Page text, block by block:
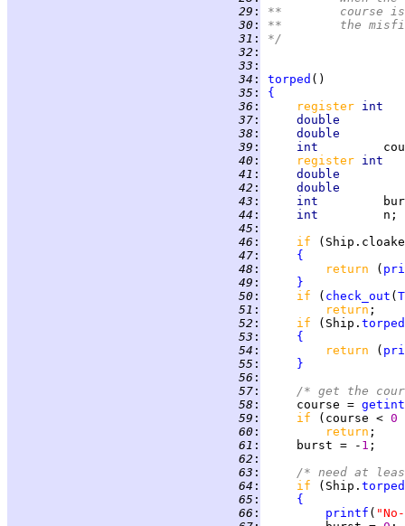
  29
:
**
  30
:
**	the
  31
:
*/
  32
:
  33
:
  34
: torped
  35
:
{
  36
: register
  37
:
  38
:
  39
:
int
  40
: register
  41
:
  42
:
  43
:
int
  44
: int
  45
:
  46
:
if
  47
:
{
  48
: return (
  49
:
}
  50
: if ( check_out (
  51
: return
  52
: if (Ship. torped
  53
:
{
  54
: return (
  55
:
}
  56
:
  57
:
/* get the
  58
:
     course =
  59
: if (course < 0
  60
: return
  61
:
     burst = -
1
  62
:
  63
:
/* need at
  64
: if (Ship. torped
  65
:
{
  66
: printf (